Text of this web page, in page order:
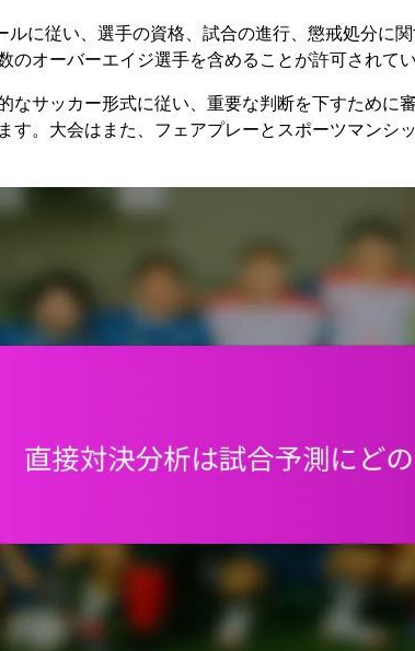
ルに従い、選手の資格、試合の進行、懲戒処分に
のオーバーエイジ選手を含めることが許可されてい
なサッカー形式に従い、重要な判断を下すために
す。大会はまた、フェアプレーとスポーツマンシ